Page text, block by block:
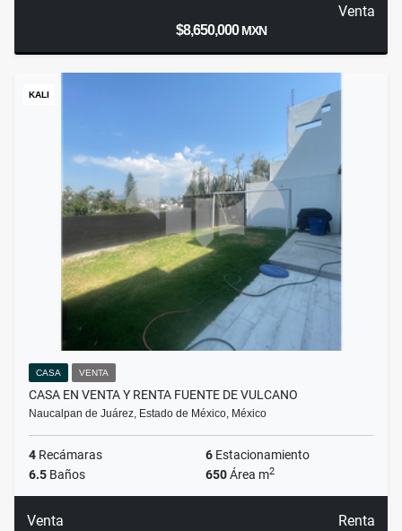
Venta
$8,650,000MXN
KALI
CASA VENTA
CASA EN VENTA Y RENTA FUENTE DE VULCANO
Naucalpan de Juárez, Estado de México, México
4 Recámaras 6 Estacionamiento
6.5 Baños 650Área m2
Venta Renta